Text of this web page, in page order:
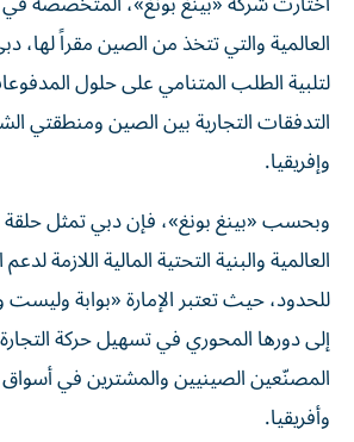
العالمية والتي تتخذ من الصين مقراً لها،
لتلبية الطلب المتنامي على حلول
التدفقات التجارية بين الصين ومنطقتي
وإفريقيا.
وبحسب «بينغ بونغ»، فإن دبي تمثل حلقة
العالمية والبنية التحتية المالية اللازمة
للحدود، حيث تعتبر الإمارة «بوابة
إلى دورها المحوري في تسهيل حركة
المصنّعين الصينيين والمشترين في
وأفريقيا.